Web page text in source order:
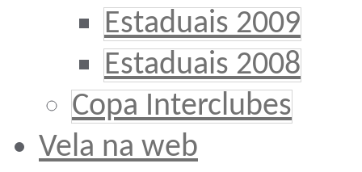
Estaduais 2009
Estaduais 2008
Copa Interclubes
Vela na web